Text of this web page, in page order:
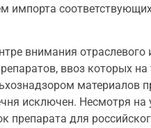
импорта
внимания
ввоз которых
исключен. Несмотря
препарата для